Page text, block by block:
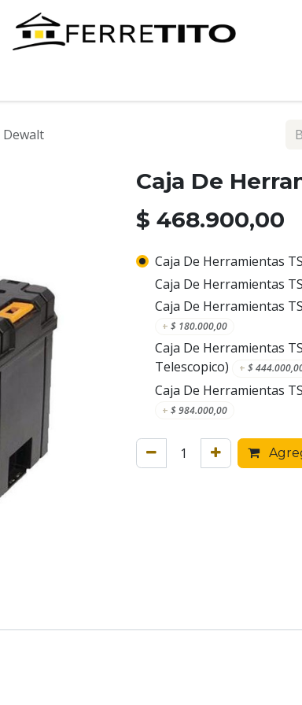
Dewalt
Caja De
$ 468.900,00
Caja De Herramientas
Caja De Herramientas
Caja De Herramientas
+ $ 180.000,00
Caja De Herramientas
Telescopico)
+ $
Caja De Herramientas
+ $984.000,00